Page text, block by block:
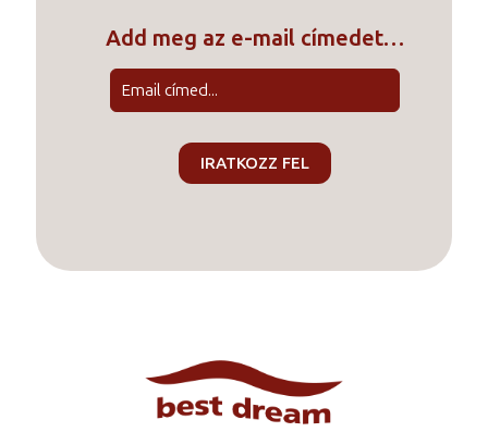
Add meg az e-mail címedet…